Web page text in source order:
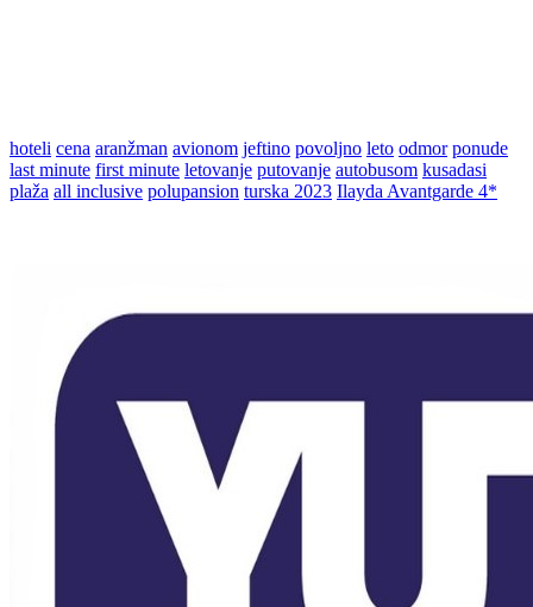
hoteli cena aranžman avionom jeftino povoljno leto odmor ponude
last minute first minute letovanje putovanje autobusom kusadasi
plaža all inclusive polupansion turska 2023 Ilayda Avantgarde 4*